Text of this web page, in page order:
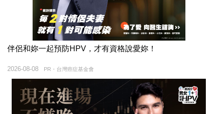
伴侶和妳一起預防HPV，才有資格說愛妳！
PR・台灣癌症基金會
2026-08-08